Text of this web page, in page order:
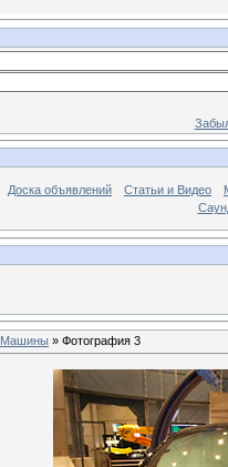
Доска объявлений Статьи и Видео
Машины » Фотография 3